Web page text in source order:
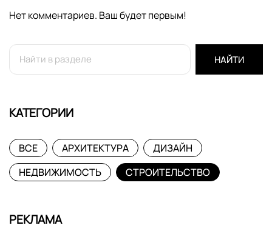
Нет комментариев. Ваш будет первым!
НАЙТИ
КАТЕГОРИИ
ВСЕ АРХИТЕКТУРА
ДИЗАЙН
НЕДВИЖИМОСТЬ
СТРОИТЕЛЬСТВО
РЕКЛАМА